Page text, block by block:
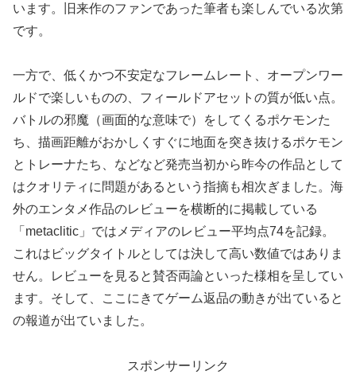
います。旧来作のファンであった筆者も楽しんでいる次第
です。
一方で、低くかつ不安定なフレームレート、オープンワー
ルドで楽しいものの、フィールドアセットの質が低い点。
バトルの邪魔（画面的な意味で）をしてくるポケモンた
ち、描画距離がおかしくすぐに地面を突き抜けるポケモン
とトレーナたち、などなど発売当初から昨今の作品として
はクオリティに問題があるという指摘も相次ぎました。海
外のエンタメ作品のレビューを横断的に掲載している
「metaclitic」ではメディアのレビュー平均点74を記録。
これはビッグタイトルとしては決して高い数値ではありま
せん。レビューを見ると賛否両論といった様相を呈してい
ます。そして、ここにきてゲーム返品の動きが出ていると
の報道が出ていました。
スポンサーリンク